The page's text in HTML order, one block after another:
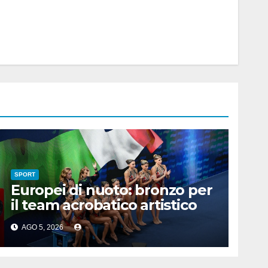
SPORT
Europei di nuoto: bronzo per
il team acrobatico artistico
dell’Italia
AGO 5, 2026